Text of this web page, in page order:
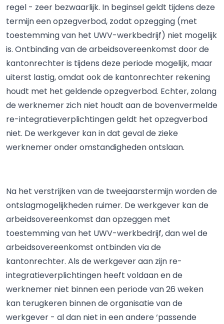
regel - zeer bezwaarlijk. In beginsel geldt tijdens deze
termijn een opzegverbod, zodat opzegging (met
toestemming van het UWV-werkbedrijf) niet mogelijk
is. Ontbinding van de arbeidsovereenkomst door de
kantonrechter is tijdens deze periode mogelijk, maar
uiterst lastig, omdat ook de kantonrechter rekening
houdt met het geldende opzegverbod. Echter, zolang
de werknemer zich niet houdt aan de bovenvermelde
re-integratieverplichtingen geldt het opzegverbod
niet. De werkgever kan in dat geval de zieke
werknemer onder omstandigheden ontslaan.
Na het verstrijken van de tweejaarstermijn worden de
ontslagmogelijkheden ruimer. De werkgever kan de
arbeidsovereenkomst dan opzeggen met
toestemming van het UWV-werkbedrijf, dan wel de
arbeidsovereenkomst ontbinden via de
kantonrechter. Als de werkgever aan zijn re-
integratieverplichtingen heeft voldaan en de
werknemer niet binnen een periode van 26 weken
kan terugkeren binnen de organisatie van de
werkgever - al dan niet in een andere ‘passende